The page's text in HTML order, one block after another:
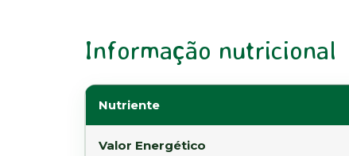
Informação nutricional
Nutriente
Valor Energético